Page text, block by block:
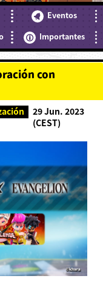
Eventos
Importantes
con
29 Jun. 2023
(CEST)